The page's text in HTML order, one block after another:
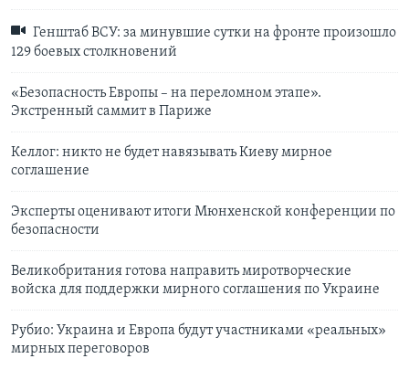
Генштаб ВСУ: за минувшие сутки на фронте произошло
129 боевых столкновений
«Безопасность Европы – на переломном этапе».
Экстренный саммит в Париже
Келлог: никто не будет навязывать Киеву мирное
соглашение
Эксперты оценивают итоги Мюнхенской конференции по
безопасности
Великобритания готова направить миротворческие
войска для поддержки мирного соглашения по Украине
Рубио: Украина и Европа будут участниками «реальных»
мирных переговоров